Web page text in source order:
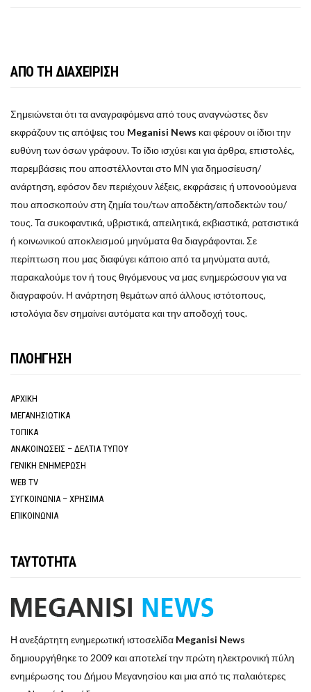
ΑΠΟ ΤΗ ΔΙΑΧΕΙΡΙΣΗ
Σημειώνεται ότι τα αναγραφόμενα από τους αναγνώστες δεν
εκφράζουν τις απόψεις του Meganisi News και φέρουν οι ίδιοι την
ευθύνη των όσων γράφουν. Το ίδιο ισχύει και για άρθρα, επιστολές,
παρεμβάσεις που αποστέλλονται στο ΜΝ για δημοσίευση/
ανάρτηση, εφόσον δεν περιέχουν λέξεις, εκφράσεις ή υπονοούμενα
που αποσκοπούν στη ζημία του/των αποδέκτη/αποδεκτών του/
τους. Τα συκοφαντικά, υβριστικά, απειλητικά, εκβιαστικά, ρατσιστικά
ή κοινωνικού αποκλεισμού μηνύματα θα διαγράφονται. Σε
περίπτωση που μας διαφύγει κάποιο από τα μηνύματα αυτά,
παρακαλούμε τον ή τους θιγόμενους να μας ενημερώσουν για να
διαγραφούν. Η ανάρτηση θεμάτων από άλλους ιστότοπους,
ιστολόγια δεν σημαίνει αυτόματα και την αποδοχή τους.
ΠΛΟΗΓΗΣΗ
ΑΡΧΙΚΗ
ΜΕΓΑΝΗΣΙΩΤΙΚΑ
ΤΟΠΙΚΑ
ΑΝΑΚΟΙΝΩΣΕΙΣ – ΔΕΛΤΙΑ ΤΥΠΟΥ
ΓΕΝΙΚΗ ΕΝΗΜΕΡΩΣΗ
WEB TV
ΣΥΓΚΟΙΝΩΝΙΑ – ΧΡΗΣΙΜΑ
ΕΠΙΚΟΙΝΩΝΙΑ
ΤΑΥΤΟΤΗΤΑ
Η ανεξάρτητη ενημερωτική ιστοσελίδα Meganisi News
δημιουργήθηκε το 2009 και αποτελεί την πρώτη ηλεκτρονική πύλη
ενημέρωσης του Δήμου Μεγανησίου και μια από τις παλαιότερες